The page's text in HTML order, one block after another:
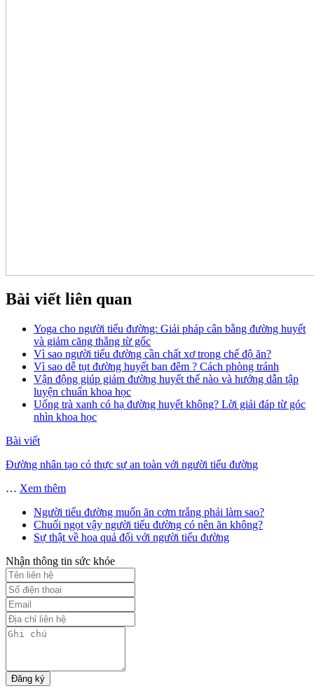
Bài viết liên quan
Yoga cho người tiểu đường: Giải pháp cân bằng đường huyết
và giảm căng thẳng từ gốc
Vì sao người tiểu đường cần chất xơ trong chế độ ăn?
Vì sao dễ tụt đường huyết ban đêm ? Cách phòng tránh
Vận động giúp giảm đường huyết thế nào và hướng dẫn tập
luyện chuẩn khoa học
Uống trà xanh có hạ đường huyết không? Lời giải đáp từ góc
nhìn khoa học
Bài viết
Đường nhân tạo có thực sự an toàn với người tiểu đường
… Xem thêm
Người tiểu đường muốn ăn cơm trắng phải làm sao?
Chuối ngọt vậy người tiểu đường có nên ăn không?
Sự thật về hoa quả đối với người tiểu đường
Nhận thông tin sức khỏe